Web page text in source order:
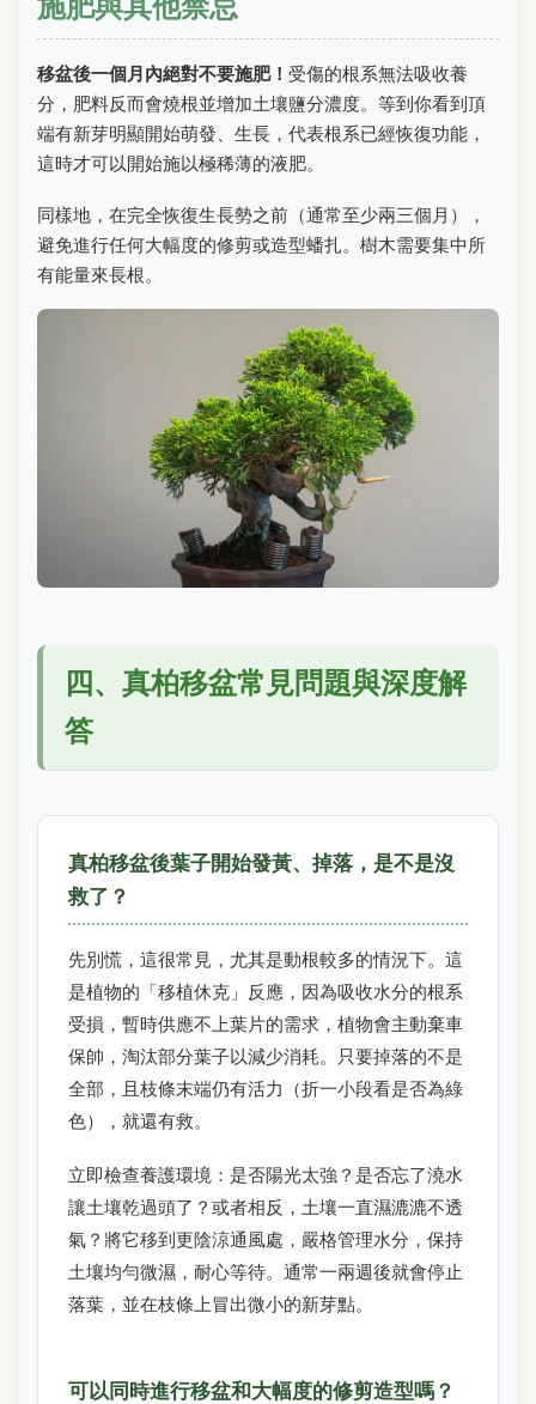
移盆後一個月內絕對不要施肥！ 受傷的根系無法吸收養
分，肥料反而會燒根並增加土壤鹽分濃度。等到你看到頂
端有新芽明顯開始萌發、生長，代表根系已經恢復功能，
這時才可以開始施以極稀薄的液肥。
同樣地，在完全恢復生長勢之前（通常至少兩三個月），
避免進行任何大幅度的修剪或造型蟠扎。樹木需要集中所
有能量來長根。
四、真柏移盆常見問題與深度解
答
真柏移盆後葉子開始發黃、掉落，是不是沒
救了？
先別慌，這很常見，尤其是動根較多的情況下。這
是植物的「移植休克」反應，因為吸收水分的根系
受損，暫時供應不上葉片的需求，植物會主動棄車
保帥，淘汰部分葉子以減少消耗。只要掉落的不是
全部，且枝條末端仍有活力（折一小段看是否為綠
色），就還有救。
立即檢查養護環境：是否陽光太強？是否忘了澆水
讓土壤乾過頭了？或者相反，土壤一直濕漉漉不透
氣？將它移到更陰涼通風處，嚴格管理水分，保持
土壤均勻微濕，耐心等待。通常一兩週後就會停止
落葉，並在枝條上冒出微小的新芽點。
可以同時進行移盆和大幅度的修剪造型嗎？